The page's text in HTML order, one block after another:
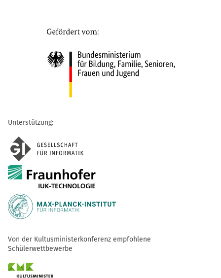
Unterstützung:
Von der Kultusministerkonferenz empfohlene
Schülerwettbewerbe